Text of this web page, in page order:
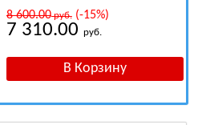
8 600.00руб.(-15%)
7 310.00 руб.